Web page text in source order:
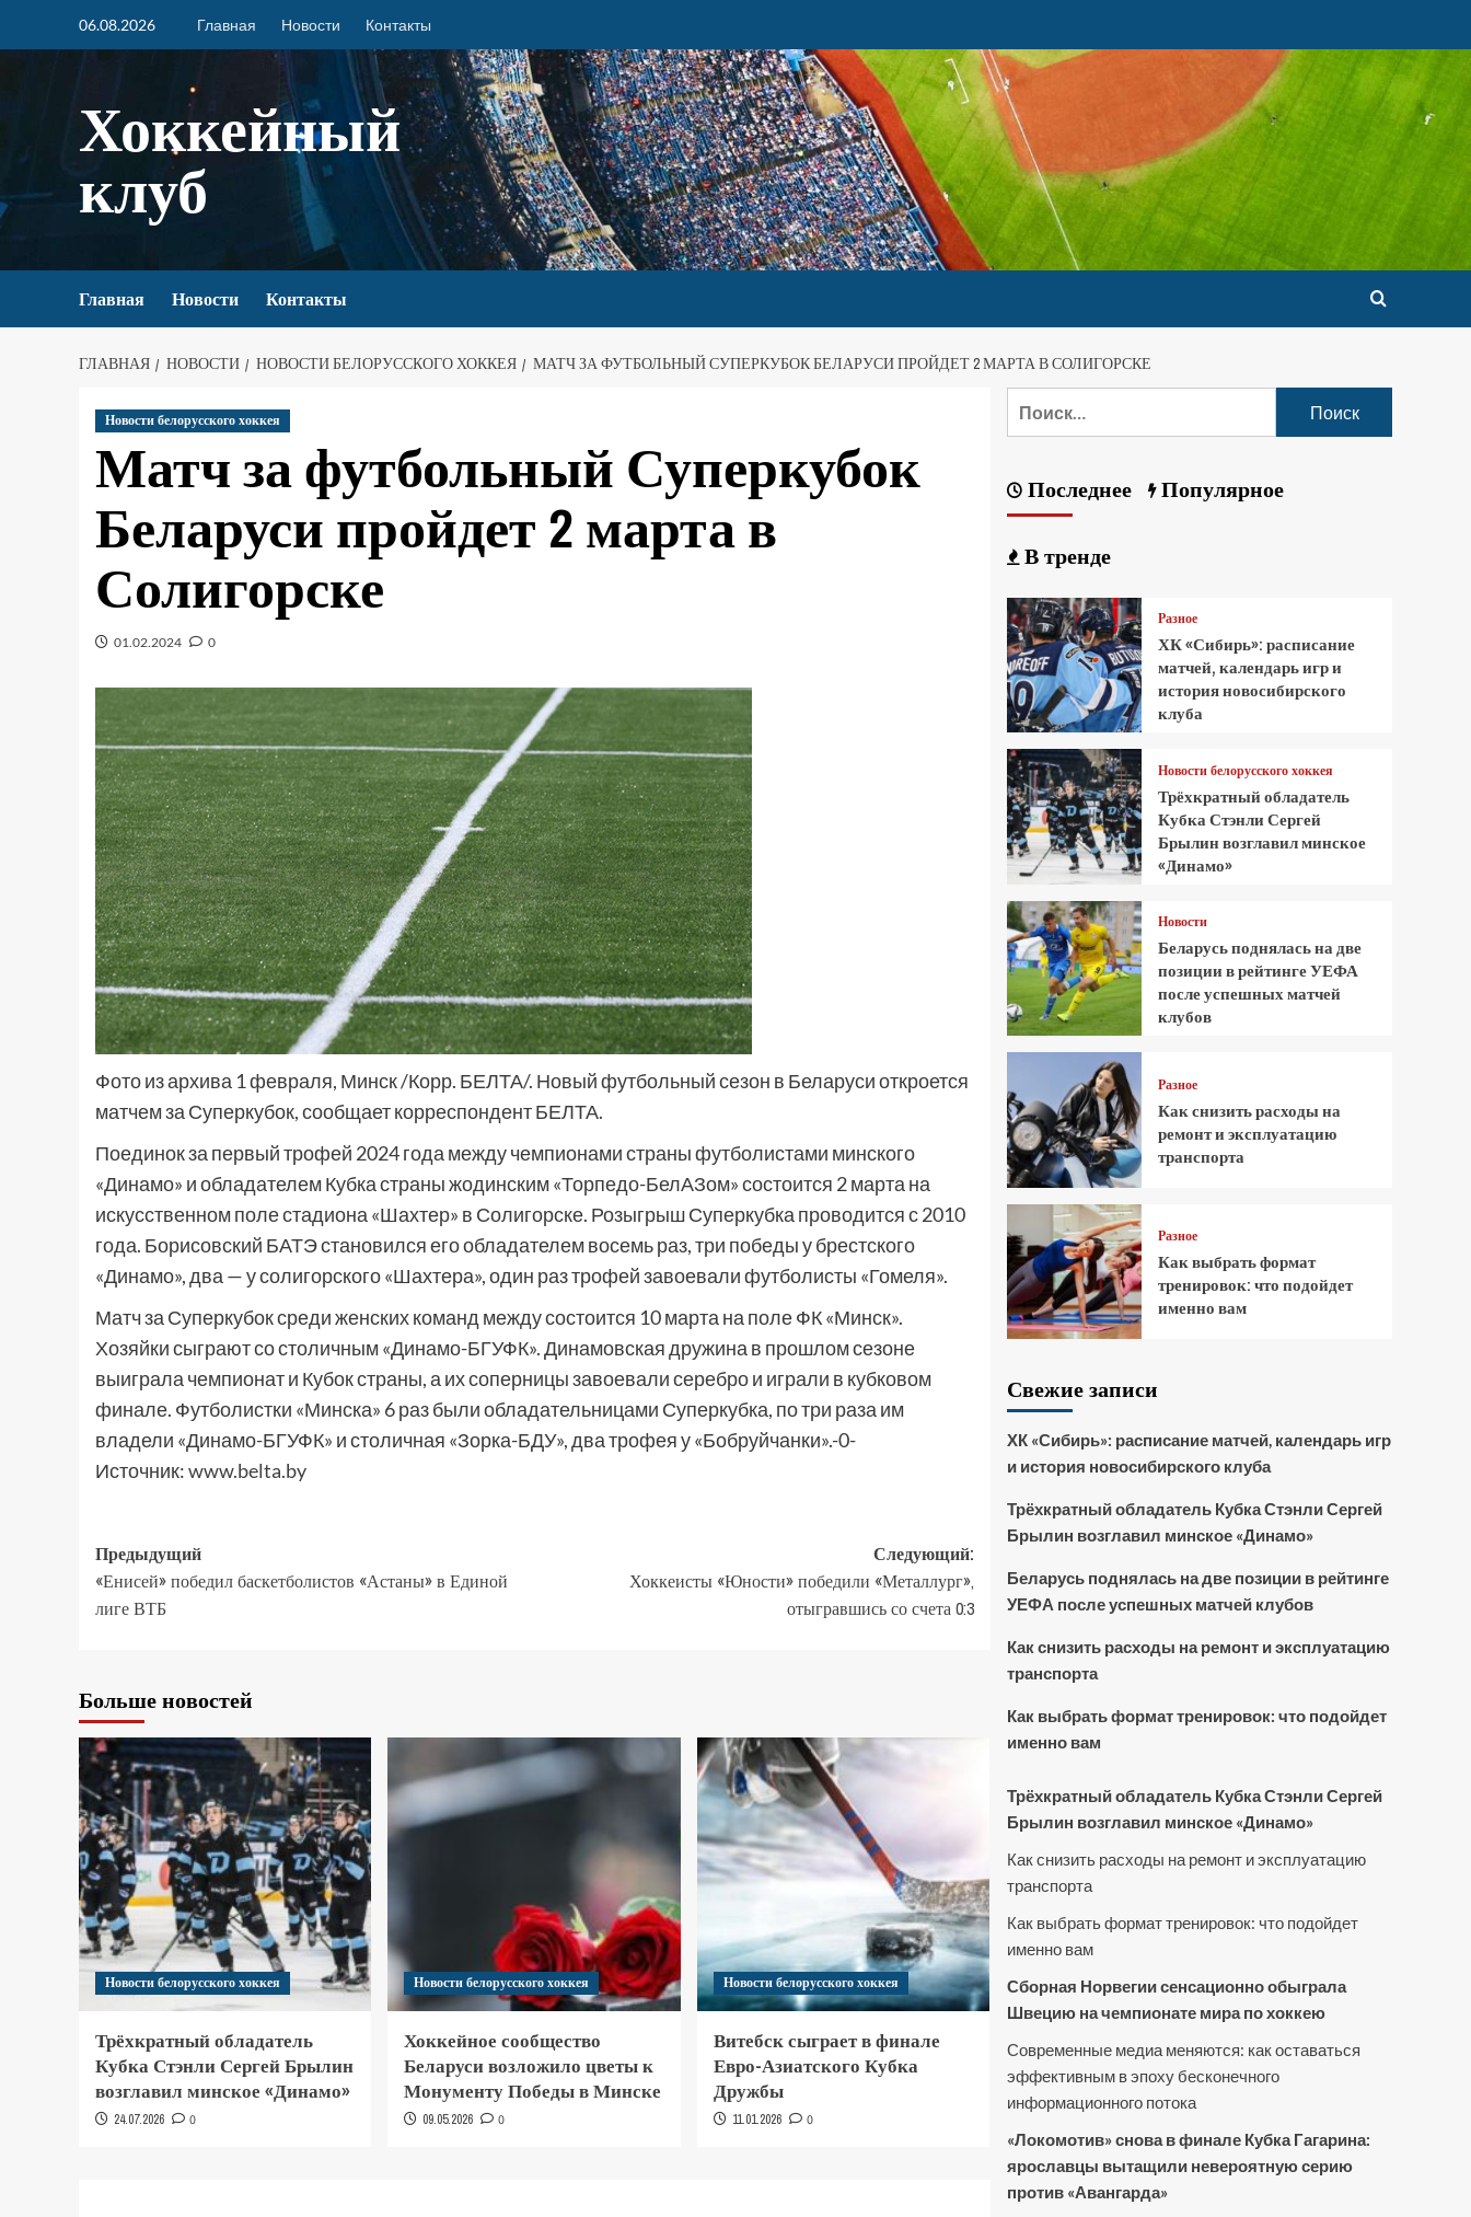
06.08.2026 Главная Новости Контакты
Хоккейный
клуб
Главная Новости Контакты
ГЛАВНАЯ НОВОСТИ НОВОСТИ БЕЛОРУССКОГО ХОККЕЯ МАТЧ ЗА ФУТБОЛЬНЫЙ СУПЕРКУБОК БЕЛАРУСИ ПРОЙДЕТ 2 МАРТА В СОЛИГОРСКЕ
Новости белорусского хоккея
Матч за футбольный Суперкубок
Беларуси пройдет 2 марта в
Солигорске
01.02.2024 0
Фото из архива 1 февраля, Минск /Корр. БЕЛТА/. Новый футбольный сезон в Беларуси откроется
матчем за Суперкубок, сообщает корреспондент БЕЛТА.
Поединок за первый трофей 2024 года между чемпионами страны футболистами минского
«Динамо» и обладателем Кубка страны жодинским «Торпедо-БелАЗом» состоится 2 марта на
искусственном поле стадиона «Шахтер» в Солигорске. Розыгрыш Суперкубка проводится с 2010
года. Борисовский БАТЭ становился его обладателем восемь раз, три победы у брестского
«Динамо», два — у солигорского «Шахтера», один раз трофей завоевали футболисты «Гомеля».
Матч за Суперкубок среди женских команд между состоится 10 марта на поле ФК «Минск».
Хозяйки сыграют со столичным «Динамо-БГУФК». Динамовская дружина в прошлом сезоне
выиграла чемпионат и Кубок страны, а их соперницы завоевали серебро и играли в кубковом
финале. Футболистки «Минска» 6 раз были обладательницами Суперкубка, по три раза им
владели «Динамо-БГУФК» и столичная «Зорка-БДУ», два трофея у «Бобруйчанки».-0-
Источник:www.belta.by
Предыдущий
«Енисей» победил баскетболистов «Астаны» в Единой
лиге ВТБ
Следующий:
Хоккеисты «Юности» победили «Металлург»,
отыгравшись со счета 0:3
Больше новостей
Новости белорусского хоккея
Трёхкратный обладатель
Кубка Стэнли Сергей Брылин
возглавил минское «Динамо»
24.07.2026 0
Новости белорусского хоккея
Хоккейное сообщество
Беларуси возложило цветы к
Монументу Победы в Минске
09.05.2026 0
Новости белорусского хоккея
Витебск сыграет в финале
Евро-Азиатского Кубка
Дружбы
11.01.2026 0
Последнее Популярное
В тренде
Разное
ХК «Сибирь»: расписание
матчей, календарь игр и
история новосибирского
клуба
Новости белорусского хоккея
Трёхкратный обладатель
Кубка Стэнли Сергей
Брылин возглавил минское
«Динамо»
Новости
Беларусь поднялась на две
позиции в рейтинге УЕФА
после успешных матчей
клубов
Разное
Как снизить расходы на
ремонт и эксплуатацию
транспорта
Разное
Как выбрать формат
тренировок: что подойдет
именно вам
Свежие записи
ХК «Сибирь»: расписание матчей, календарь игр
и история новосибирского клуба
Трёхкратный обладатель Кубка Стэнли Сергей
Брылин возглавил минское «Динамо»
Беларусь поднялась на две позиции в рейтинге
УЕФА после успешных матчей клубов
Как снизить расходы на ремонт и эксплуатацию
транспорта
Как выбрать формат тренировок: что подойдет
именно вам
Трёхкратный обладатель Кубка Стэнли Сергей
Брылин возглавил минское «Динамо»
Как снизить расходы на ремонт и эксплуатацию
транспорта
Как выбрать формат тренировок: что подойдет
именно вам
Сборная Норвегии сенсационно обыграла
Швецию на чемпионате мира по хоккею
Современные медиа меняются: как оставаться
эффективным в эпоху бесконечного
информационного потока
«Локомотив» снова в финале Кубка Гагарина:
ярославцы вытащили невероятную серию
против «Авангарда»